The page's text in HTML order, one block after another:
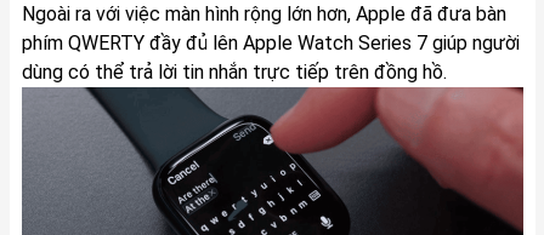
Ngoài ra với việc màn hình rộng lớn hơn, Apple đã đưa bàn
phím QWERTY đầy đủ lên Apple Watch Series 7 giúp người
dùng có thể trả lời tin nhắn trực tiếp trên đồng hồ.